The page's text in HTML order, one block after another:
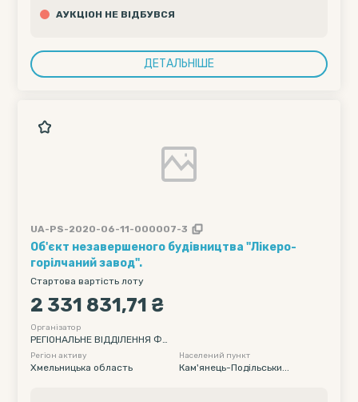
АУКЦІОН НЕ ВІДБУВСЯ
ДЕТАЛЬНІШЕ
UA-PS-2020-06-11-000007-3
Об'єкт незавершеного будівництва "Лікеро-
горілчаний завод".
Стартова вартість лоту
2 331 831,71 ₴
Організатор
РЕГІОНАЛЬНЕ ВІДДІЛЕННЯ ФО
НДУ ДЕРЖАВНОГО МАЙНА УК
РАЇНИ ПО ВІННИЦЬКІЙ ТА ХМЕ
Регіон активу
Хмельницька область
Населений пункт
Кам'янець-Подільськи...